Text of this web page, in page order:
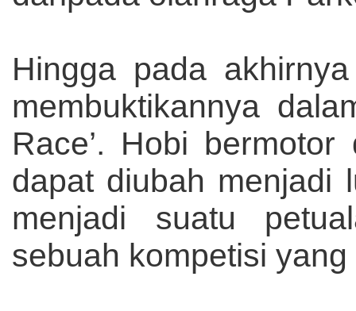
Hingga pada
membuktikannya
Race’. Hobi
dapat diubah menjadi
menjadi suatu
sebuah kompetisi